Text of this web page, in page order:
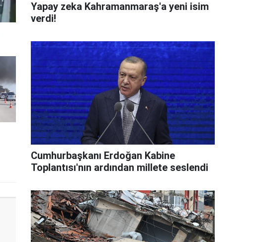
Yapay zeka Kahramanmaraş'a yeni isim
verdi!
Cumhurbaşkanı Erdoğan Kabine
Toplantısı'nın ardından millete seslendi